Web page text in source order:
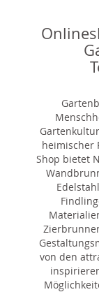
heimischer
Shop bietet
von den